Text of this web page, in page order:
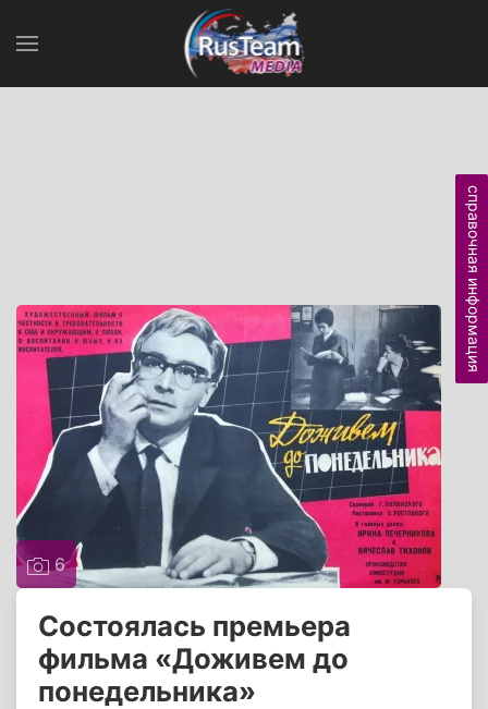
6
Состоялась премьера
фильма «Доживем до
понедельника»
справочная информация